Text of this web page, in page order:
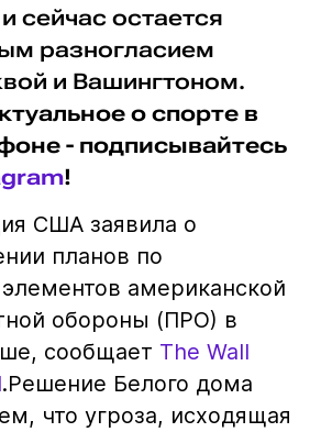
сейчас остается
разногласием
и Вашингтоном.
о спорте в
- подписывайтесь
!
США заявила о
планов по
американской
обороны (ПРО) в
сообщает The Wall
.Решение Белого дома
что угроза, исходящая